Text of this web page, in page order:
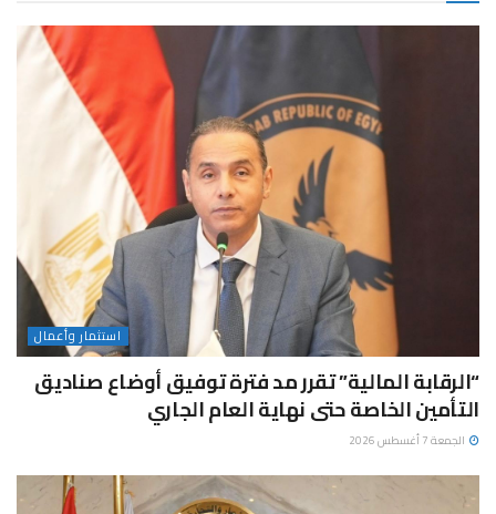
استثمار وأعمال
“الرقابة المالية” تقرر مد فترة توفيق أوضاع صناديق
التأمين الخاصة حتى نهاية العام الجاري
الجمعة 7 أغسطس 2026